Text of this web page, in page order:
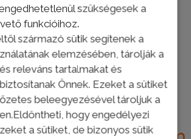
szükségesek a
funkcióihoz.
származó sütik segítenek a
elemzésében, tárolják a
releváns tartalmakat és
Önnek. Ezeket a sütiket
beleegyezésével tároljuk a
hogy engedélyezi
a sütiket, de bizonyos sütik
termékek
termékek
20016